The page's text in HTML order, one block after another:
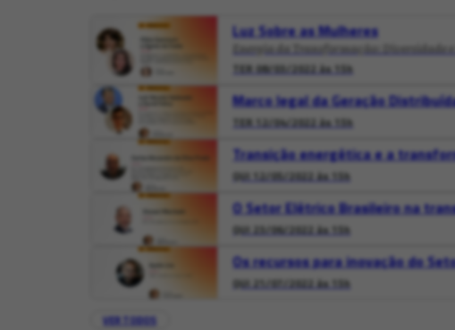
Luz Sobre as Mulheres
Energia da Transformação: Diversidade
TER 08/03/2022 às 15h
Marco legal da Geração
TER 12/04/2022 às 15h
Transição energética e a
QUI 12/05/2022 às 15h
O Setor Elétrico Brasileiro na
QUI 23/06/2022 às 15h
Os recursos para inovação do
QUI 21/07/2022 às 15h
VER TODOS